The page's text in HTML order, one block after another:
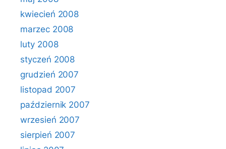
kwiecień 2008
marzec 2008
luty 2008
styczeń 2008
grudzień 2007
listopad 2007
październik 2007
wrzesień 2007
sierpień 2007